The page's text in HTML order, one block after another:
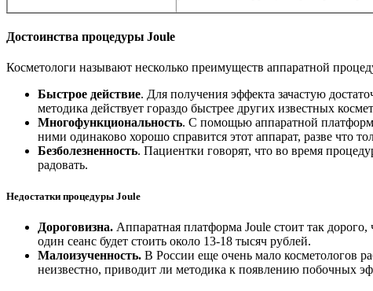
Достоинства процедуры Joule
Косметологи называют несколько преимуществ аппаратной
Быстрое действие. Для получения эффекта зачастую
методика действует гораздо быстрее других известных
Многофункциональность. С помощью аппаратной
ними одинаково хорошо справится этот аппарат, разве что
Безболезненность. Пациентки говорят, что во время
радовать.
Недостатки процедуры Joule
Дороговизна. Аппаратная платформа Joule стоит так
один сеанс будет стоить около 13-18 тысяч рублей.
Малоизученность. В России еще очень мало косметологов
неизвестно, приводит ли методика к появлению побочных